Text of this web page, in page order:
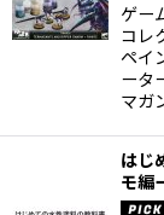
ゲー
コレ
ペイ
ータ
マガ
はじ
モ編